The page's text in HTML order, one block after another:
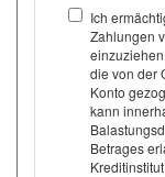
Ich
Zahlungen
die von der
Konto
kann
Betrages